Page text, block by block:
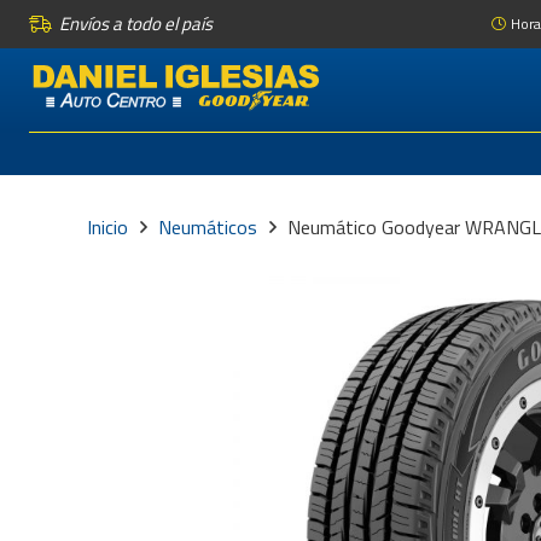
Envíos a todo el país
Inicio Neumáticos Neumático Goodyear